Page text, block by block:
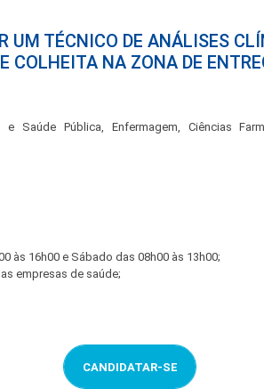
UM TÉCNICO DE ANÁLISES
COLHEITA NA ZONA DE
Saúde Pública, Enfermagem, Ciências
às 16h00 e Sábado das 08h00 às 13h00;
empresas de saúde;
CANDIDATAR-SE